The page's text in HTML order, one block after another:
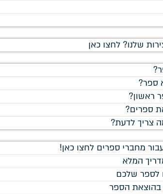
שלנו? לחצו כאן
ספר?
ראשון?
ספרים?
צריך לדעת?
מחברי ספרים לחצו כאן!
המלא
לספר שלכם
בהוצאת הספר